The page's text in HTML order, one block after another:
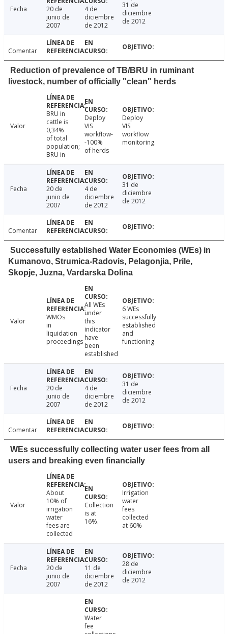
Fecha
20 de
junio de
2007
4 de
diciembre
de 2012
31 de
diciembre
de 2012
Comentar
Reduction of prevalence of TB/BRU in ruminant
livestock, number of officially "clean" herds
Valor
BRU in
cattle is
0,34%
of total
population;
BRU in
Deploy
VIS
workflow-
-100%
of herds
Deploy
VIS
workflow
monitoring.
Fecha
20 de
junio de
2007
4 de
diciembre
de 2012
31 de
diciembre
de 2012
Comentar
Successfully established Water Economies (WEs) in
Kumanovo, Strumica-Radovis, Pelagonjia, Prile,
Skopje, Juzna, Vardarska Dolina
Valor
WMOs
in
liquidation
proceedings
All WEs
under
this
indicator
have
been
established
6 WEs
successfully
established
and
functioning
Fecha
20 de
junio de
2007
4 de
diciembre
de 2012
31 de
diciembre
de 2012
Comentar
WEs successfully collecting water user fees from all
users and breaking even financially
Valor
About
10% of
irrigation
water
fees are
collected
Collection
is at
16%.
Irrigation
water
fees
collected
at 60%
Fecha
20 de
junio de
2007
11 de
diciembre
de 2012
28 de
diciembre
de 2012
Water
fee